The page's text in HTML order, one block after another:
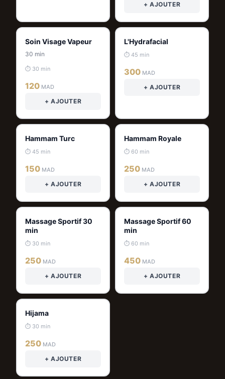
+ AJOUTER
Soin Visage Vapeur
30 min
⏱ 30 min
120 MAD
+ AJOUTER
L'Hydrafacial
⏱ 45 min
300 MAD
+ AJOUTER
Hammam Turc
⏱ 45 min
150 MAD
+ AJOUTER
Hammam Royale
⏱ 60 min
250 MAD
+ AJOUTER
Massage Sportif 30
min
⏱ 30 min
250 MAD
+ AJOUTER
Massage Sportif 60
min
⏱ 60 min
450 MAD
+ AJOUTER
Hijama
⏱ 30 min
250 MAD
+ AJOUTER